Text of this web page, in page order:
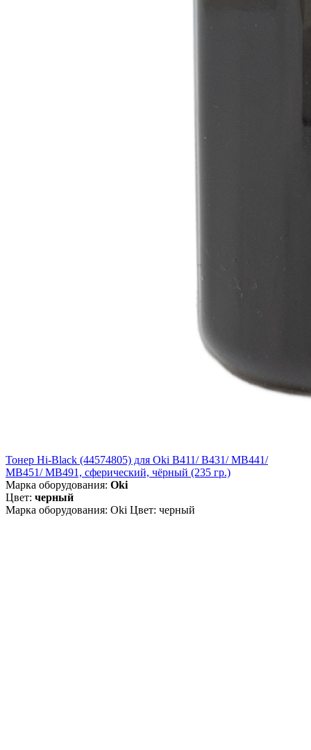
Тонер Hi-Black (44574805) для Oki B411/ B431/ MB441/
MB451/ MB491, сферический, чёрный (235 гр.)
Марка оборудования: Oki
Цвет: черный
Марка оборудования: Oki Цвет: черный